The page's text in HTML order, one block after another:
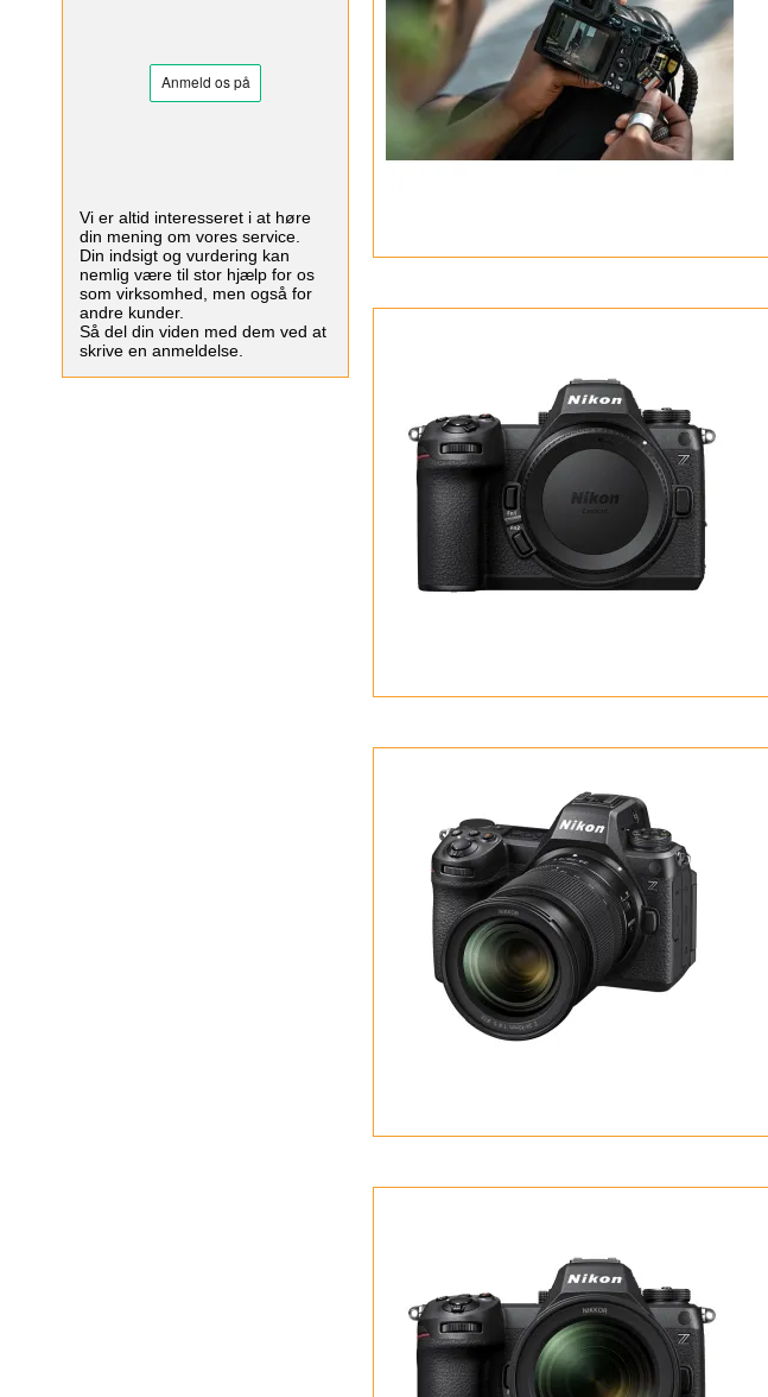
Vi er altid interesseret i at høre
din mening om vores service.
Din indsigt og vurdering kan
nemlig være til stor hjælp for os
som virksomhed, men også for
andre kunder.
Så del din viden med dem ved at
skrive en anmeldelse.